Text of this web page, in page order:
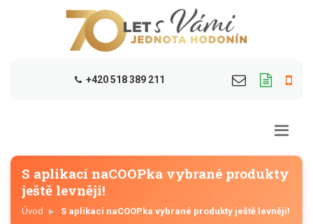
+420 518 389 211
S aplikací naCOOPka vybrané produkty
ještě levněji!
Úvod S aplikací naCOOPka vybrané produkty ještě levněji!